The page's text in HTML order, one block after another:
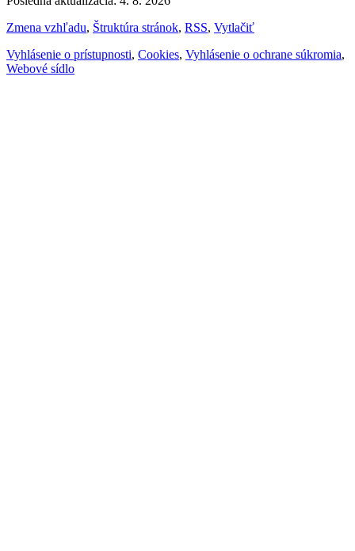
Zmena vzhľadu, Štruktúra stránok, RSS, Vytlačiť
Vyhlásenie o prístupnosti, Cookies, Vyhlásenie o ochrane súkromia,
Webové sídlo